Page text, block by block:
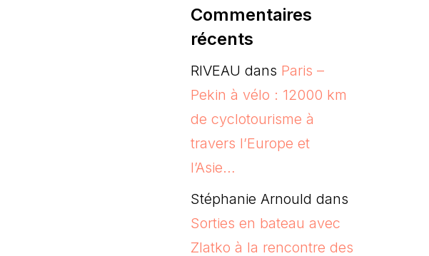
Commentaires
récents
RIVEAU dans Paris –
Pekin à vélo : 12000 km
de cyclotourisme à
travers l’Europe et
l’Asie…
Stéphanie Arnould dans
Sorties en bateau avec
Zlatko à la rencontre des